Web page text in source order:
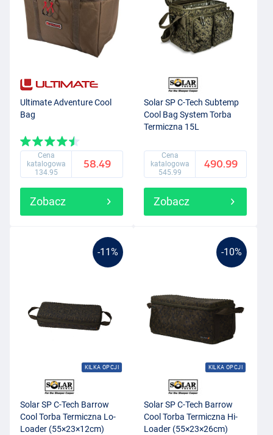
Ultimate Adventure Cool
Bag
Cena
katalogowa
134.95
58.49
Zobacz
Solar SP C-Tech Subtemp
Cool Bag System Torba
Termiczna 15L
Cena
katalogowa
545.99
490.99
Zobacz
-11%
KILKA OPCJI
Solar SP C-Tech Barrow
Cool Torba Termiczna Lo-
Loader (55×23×12cm)
-10%
KILKA OPCJI
Solar SP C-Tech Barrow
Cool Torba Termiczna Hi-
Loader (55×23×26cm)